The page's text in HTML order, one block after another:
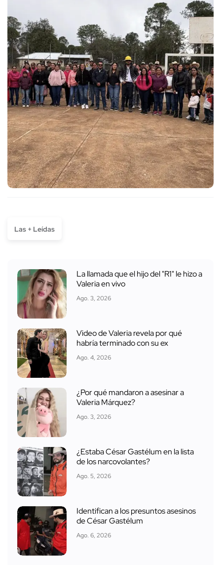
Las + Leídas
La llamada que el hijo del "R1" le hizo a
Valeria en vivo
Ago. 3, 2026
Video de Valeria revela por qué
habría terminado con su ex
Ago. 4, 2026
¿Por qué mandaron a asesinar a
Valeria Márquez?
Ago. 3, 2026
¿Estaba César Gastélum en la lista
de los narcovolantes?
Ago. 5, 2026
Identifican a los presuntos asesinos
de César Gastélum
Ago. 6, 2026